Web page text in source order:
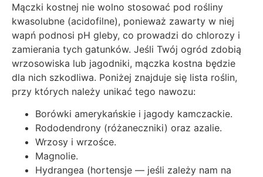
Mączki kostnej nie wolno stosować pod rośliny
kwasolubne (acidofilne), ponieważ zawarty w niej
wapń podnosi pH gleby, co prowadzi do chlorozy i
zamierania tych gatunków. Jeśli Twój ogród zdobią
wrzosowiska lub jagodniki, mączka kostna będzie
dla nich szkodliwa. Poniżej znajduje się lista roślin,
przy których należy unikać tego nawozu:
Borówki amerykańskie i jagody kamczackie.
Rododendrony (różaneczniki) oraz azalie.
Wrzosy i wrzośce.
Magnolie.
Hydrangea (hortensje — jeśli zależy nam na